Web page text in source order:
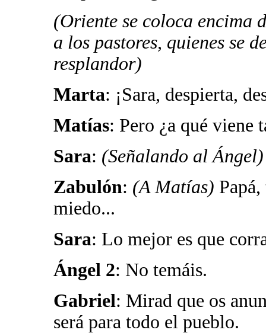
(Oriente se coloca encima
a los pastores, quienes se
resplandor)
Marta: ¡Sara, despierta,
Matías: Pero ¿a qué viene
Sara: (Señalando al
Zabulón: (A Matías)
miedo...
Sara: Lo mejor es que
Ángel 2: No temáis.
Gabriel: Mirad que os
será para todo el pueblo.